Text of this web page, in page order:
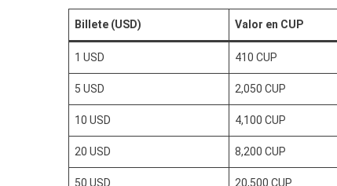
Billete (USD) Valor en CUP
1 USD 410 CUP
5 USD 2,050 CUP
10 USD 4,100 CUP
20 USD 8,200 CUP
50 USD 20,500 CUP